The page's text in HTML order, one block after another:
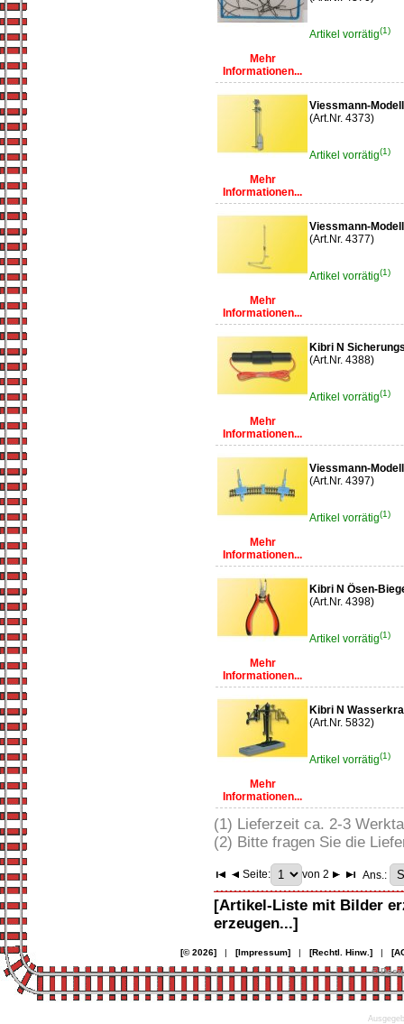
Mehr
Informationen...
Artikel vorrätig(1)
Mehr
Informationen...
Viessmann-
(Art.Nr. 4373)
Artikel vorrätig(1)
Mehr
Informationen...
Viessmann-
(Art.Nr. 4377)
Artikel vorrätig(1)
Mehr
Informationen...
Kibri N
(Art.Nr. 4388)
Artikel vorrätig(1)
Mehr
Informationen...
Viessmann-
(Art.Nr. 4397)
Artikel vorrätig(1)
Mehr
Informationen...
Kibri N Ösen-
(Art.Nr. 4398)
Artikel vorrätig(1)
Mehr
Informationen...
Kibri N
(Art.Nr. 5832)
Artikel vorrätig(1)
(1) Lieferzeit ca. 2-3
(2) Bitte fragen Sie die
Seite: von 2 Ans.:
[Artikel-Liste mit Bilder
erzeugen...]
[© 2026]| [Impressum]| [Rechtl. Hinw.]|
©